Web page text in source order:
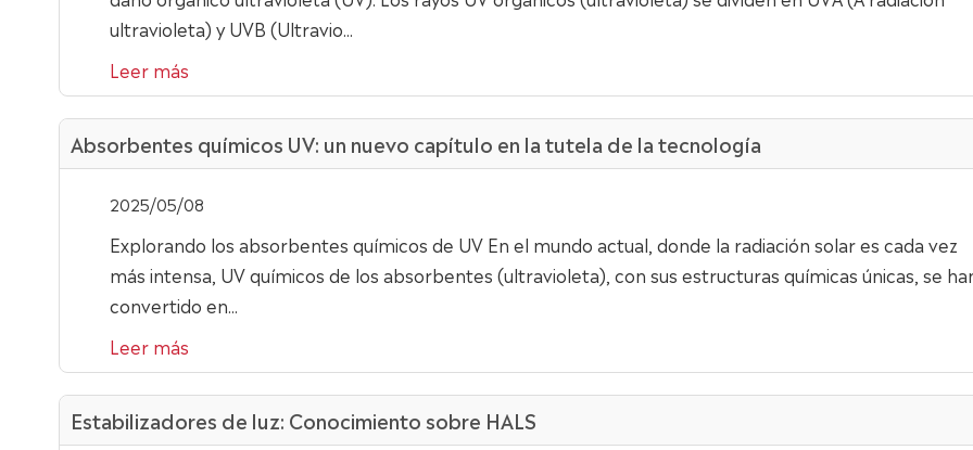
ultravioleta) y UVB (Ultravio...
Leer más
Absorbentes químicos UV: un nuevo capítulo en la tutela de la tecnología
2025/05/08
Explorando los absorbentes químicos de UV En el mundo actual, donde la radiación solar es cada vez
más intensa, UV químicos de los absorbentes (ultravioleta), con sus estructuras químicas únicas, se
convertido en...
Leer más
Estabilizadores de luz: Conocimiento sobre HALS